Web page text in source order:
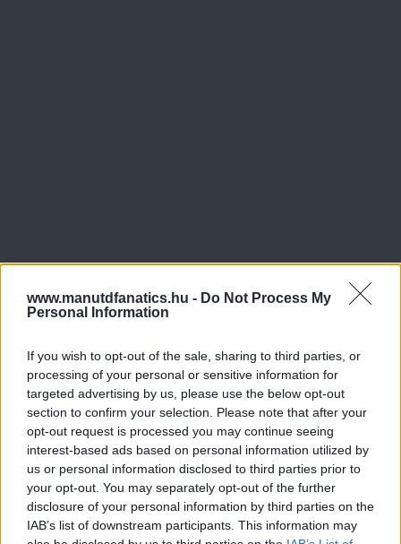
www.manutdfanatics.hu - Do Not Process My
Personal Information
If you wish to opt-out of the sale, sharing to third parties, or
processing of your personal or sensitive information for
targeted advertising by us, please use the below opt-out
section to confirm your selection. Please note that after your
opt-out request is processed you may continue seeing
interest-based ads based on personal information utilized by
us or personal information disclosed to third parties prior to
your opt-out. You may separately opt-out of the further
disclosure of your personal information by third parties on the
IAB’s list of downstream participants. This information may